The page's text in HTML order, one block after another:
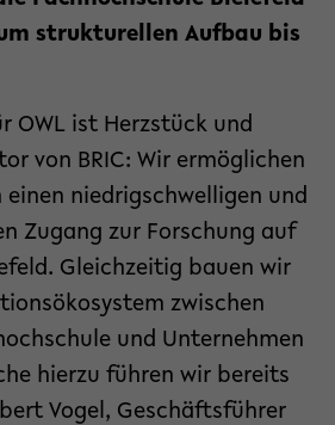
strukturellen Aufbau bis
OWL ist Herzstück und
von BRIC: Wir ermöglichen
einen niedrigschwelligen und
Zugang zur Forschung auf
Gleichzeitig bauen wir
zwischen
und Unternehmen
hierzu führen wir bereits
Vogel, Geschäftsführer